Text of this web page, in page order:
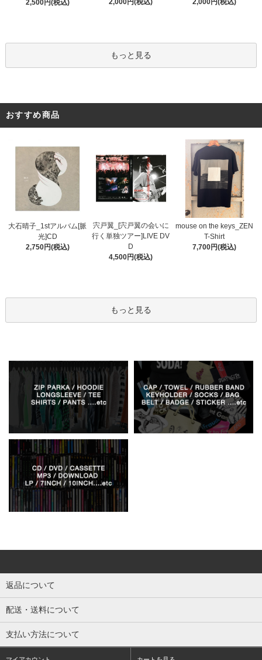
2,500円(税込)
2,000円(税込)
2,000円(税込)
もっと見る
おすすめ商品
大石晴子_1stアルバム[脈
光]CD
2,750円(税込)
宍戸翼_[宍戸翼の会いに
行く単独ツアー]LIVE DV
D
4,500円(税込)
mouse on the keys_ZEN
T-Shirt
7,700円(税込)
もっと見る
返品について
配送・送料について
支払い方法について